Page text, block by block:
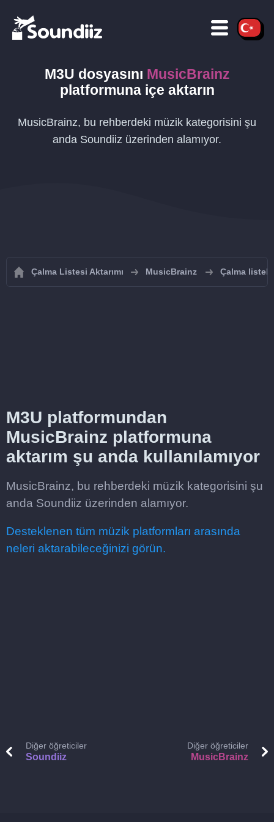
M3U dosyasını MusicBrainz
platformuna içe aktarın
MusicBrainz, bu rehberdeki müzik kategorisini şu
anda Soundiiz üzerinden alamıyor.
Çalma Listesi Aktarımı MusicBrainz Çalma
M3U platformundan
MusicBrainz platformuna
aktarım şu anda kullanılamıyor
MusicBrainz, bu rehberdeki müzik kategorisini şu
anda Soundiiz üzerinden alamıyor.
Desteklenen tüm müzik platformları arasında
neleri aktarabileceğinizi görün.
Diğer öğreticiler
Soundiiz
Diğer öğreticiler
MusicBrainz